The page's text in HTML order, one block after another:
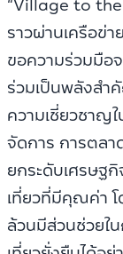
ราวผ่านเครือข่
ขอความร่วมมือ
ร่วมเป็นพลังส
ความเชี่ยวชาญ
จัดการ การตล
ยกระดับเศรษฐ
เที่ยวที่มีคุณค่า
ล้วนมีส่วนช่วยใ